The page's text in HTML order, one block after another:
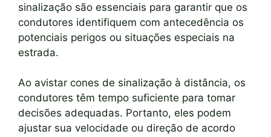
sinalização são essenciais para garantir que os
condutores identifiquem com antecedência os
potenciais perigos ou situações especiais na
estrada.
Ao avistar cones de sinalização à distância, os
condutores têm tempo suficiente para tomar
decisões adequadas. Portanto, eles podem
ajustar sua velocidade ou direção de acordo